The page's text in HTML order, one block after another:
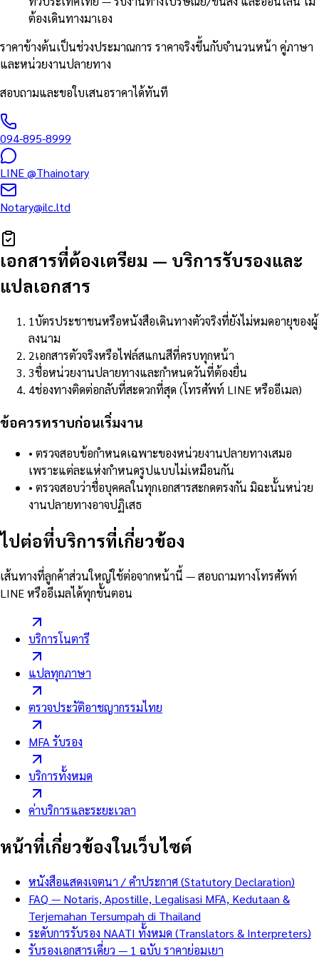
ต้องเดินทางมาเอง
ราคาข้างต้นเป็นช่วงประมาณการ ราคาจริงขึ้นกับจำนวนหน้า คู่ภาษา
และหน่วยงานปลายทาง
สอบถามและขอใบเสนอราคาได้ทันที
094-895-8999
LINE@Thainotary
Notary@ilc.ltd
เอกสารที่ต้องเตรียม — บริการรับรองและ
แปลเอกสาร
1บัตรประชาชนหรือหนังสือเดินทางตัวจริงที่ยังไม่หมดอายุของผู้
ลงนาม
2เอกสารตัวจริงหรือไฟล์สแกนสีที่ครบทุกหน้า
3ชื่อหน่วยงานปลายทางและกำหนดวันที่ต้องยื่น
4ช่องทางติดต่อกลับที่สะดวกที่สุด (โทรศัพท์ LINE หรืออีเมล)
ข้อควรทราบก่อนเริ่มงาน
• ตรวจสอบข้อกำหนดเฉพาะของหน่วยงานปลายทางเสมอ
เพราะแต่ละแห่งกำหนดรูปแบบไม่เหมือนกัน
• ตรวจสอบว่าชื่อบุคคลในทุกเอกสารสะกดตรงกัน มิฉะนั้นหน่วย
งานปลายทางอาจปฏิเสธ
ไปต่อที่บริการที่เกี่ยวข้อง
เส้นทางที่ลูกค้าส่วนใหญ่ใช้ต่อจากหน้านี้ — สอบถามทางโทรศัพท์
LINE หรืออีเมลได้ทุกขั้นตอน
บริการโนตารี
แปลทุกภาษา
ตรวจประวัติอาชญากรรมไทย
MFA รับรอง
บริการทั้งหมด
ค่าบริการและระยะเวลา
หน้าที่เกี่ยวข้องในเว็บไซต์
หนังสือแสดงเจตนา / คำประกาศ (Statutory Declaration)
FAQ — Notaris, Apostille, Legalisasi MFA, Kedutaan &
Terjemahan Tersumpah di Thailand
ระดับการรับรอง NAATI ทั้งหมด (Translators & Interpreters)
รับรองเอกสารเดี่ยว — 1 ฉบับ ราคาย่อมเยา